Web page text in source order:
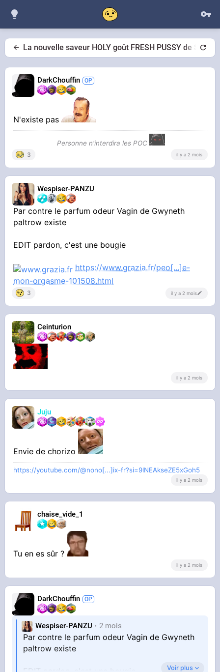
La nouvelle saveur HOLY goût FRESH PUSSY de
DarkChouffin
N'existe pas
Personne n'interdira les POC
3 il y a 2 mois
Wespiser-PANZU
Par contre le parfum odeur Vagin de Gwyneth
paltrow existe
EDIT pardon, c'est une bougie
https://www.grazia.fr/peo[...]e-
mon-orgasme-101508.html
3 il y a 2 mois
Ceinturion
il y a 2 mois
Juju
Envie de chorizo
https://youtube.com/@nono[...]ix-fr?si=9lNEAkseZE5xGoh5
il y a 2 mois
chaise_vide_1
Tu en es sûr ?
il y a 2 mois
DarkChouffin
Wespiser-PANZU 2 mois
Par contre le parfum odeur Vagin de Gwyneth
paltrow existe
Voir plus